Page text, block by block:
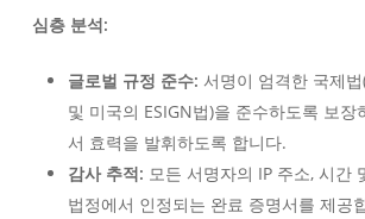
심층 분석:
글로벌 규정 준수: 서명이 엄격한 국제
및 미국의 ESIGN법)을 준수하도록 보장
서 효력을 발휘하도록 합니다.
감사 추적: 모든 서명자의 IP 주소, 시간
법정에서 인정되는 완료 증명서를 제공